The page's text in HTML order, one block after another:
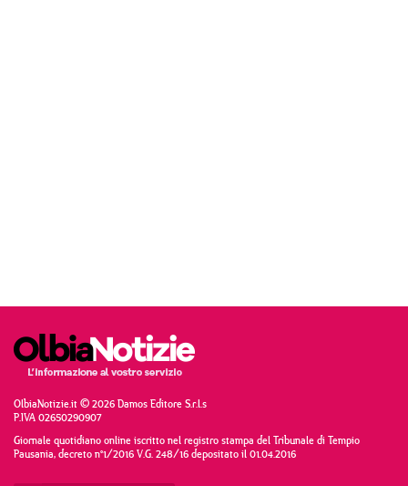
OlbiaNotizie.it © 2026 Damos Editore S.r.l.s
P.IVA 02650290907
Giornale quotidiano online iscritto nel registro stampa del Tribunale di Tempio
Pausania, decreto n°1/2016 V.G. 248/16 depositato il 01.04.2016